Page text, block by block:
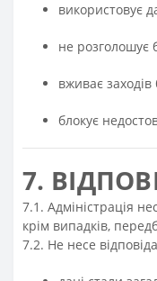
використовує
не розголошує
вживає заходів
блокує
7.
7.1. Адміністрація
крім випадків,
7.2. Не несе